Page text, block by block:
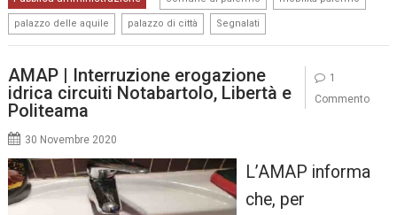
palazzo delle aquile palazzo di città Segnalati
AMAP | Interruzione erogazione
idrica circuiti Notabartolo, Libertà e
Politeama
30 Novembre 2020
L’AMAP informa
che, per
1
Commento